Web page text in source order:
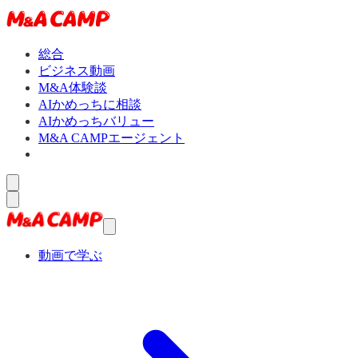
総合
ビジネス動画
M&A体験談
AIかめっちに相談
AIかめっちバリュー
M&A CAMPエージェント
動画で学ぶ